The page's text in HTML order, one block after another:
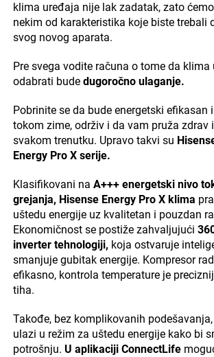
klima uređaja nije lak zadatak, zato
nekim od karakteristika koje biste trebali
svog novog aparata.
Pre svega vodite računa o tome da klima
odabrati bude dugoročno ulaganje.
Pobrinite se da bude energetski efikasan
tokom zime, održiv i da vam pruža zdrav
svakom trenutku. Upravo takvi su
Energy Pro X serije.
Klasifikovani na A+++ energetski nivo
grejanja, Hisense Energy Pro X klima
uštedu energije uz kvalitetan i pouzdan
Ekonomičnost se postiže zahvaljujući
inverter tehnologiji, koja ostvaruje
smanjuje gubitak energije. Kompresor
efikasno, kontrola temperature je
tiha.
Takođe, bez komplikovanih
ulazi u režim za uštedu energije kako bi
potrošnju. U aplikaciji ConnectLife